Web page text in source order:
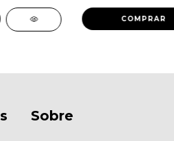
COMPRAR
Sobre